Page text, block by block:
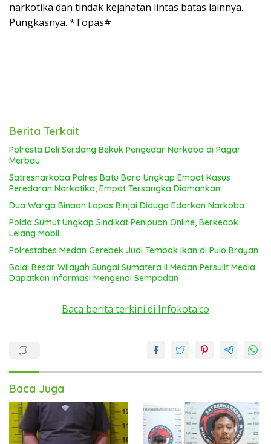
narkotika dan tindak kejahatan lintas batas lainnya.
Pungkasnya. *Topas#
Berita Terkait
Polresta Deli Serdang Bekuk Pengedar Narkoba di Pagar
Merbau
Satresnarkoba Polres Batu Bara Ungkap Empat Kasus
Peredaran Narkotika, Empat Tersangka Diamankan
Dua Warga Binaan Lapas Binjai Diduga Edarkan Narkoba
Polda Sumut Ungkap Sindikat Penipuan Online, Berkedok
Lelang Mobil
Polrestabes Medan Gerebek Judi Tembak Ikan di Pulo Brayan
Balai Besar Wilayah Sungai Sumatera II Medan Persulit Media
Dapatkan Informasi Mengenai Sempadan
Baca berita terkini di Infokota.co
Baca Juga